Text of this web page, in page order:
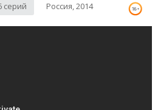
серий Россия, 2014